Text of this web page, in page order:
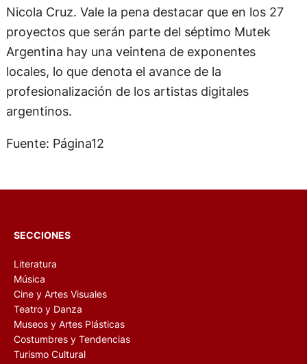
Nicola Cruz. Vale la pena destacar que en los 27
proyectos que serán parte del séptimo Mutek
Argentina hay una veintena de exponentes
locales, lo que denota el avance de la
profesionalización de los artistas digitales
argentinos.
Fuente: Página12
SECCIONES
Literatura
Música
Cine y Artes Visuales
Teatro y Danza
Museos y Artes Plásticas
Costumbres y Tendencias
Turismo Cultural